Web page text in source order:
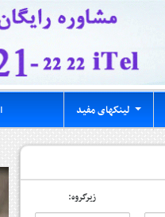
| لینکهای مفید
زیرگروه: